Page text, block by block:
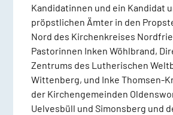
Kandidatinnen und ein Kandidat
pröpstlichen Ämter in den
Nord des Kirchenkreises
Pastorinnen Inken Wöhlbrand,
Zentrums des Lutherischen
Wittenberg, und Inke Thomsen-
der Kirchengemeinden
Uelvesbüll und Simonsberg und